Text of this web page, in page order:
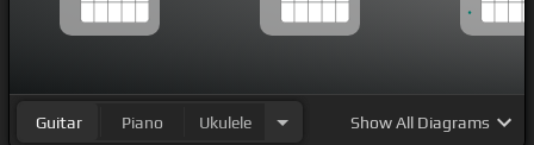
Guitar Piano Ukulele ShowAll Diagrams